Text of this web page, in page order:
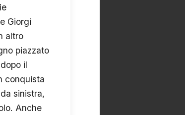
Giorgi
altro
piazzato
il
conquista
sinistra,
Anche